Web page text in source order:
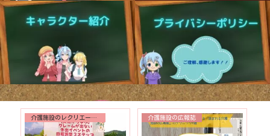
介護施設のレクリエーション 介護施設の広報誌